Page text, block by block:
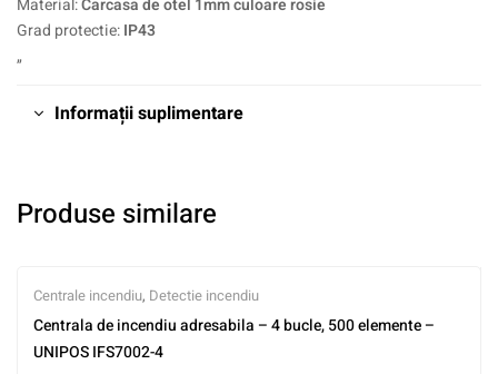
Material:Carcasa de otel 1mm culoare rosie
Grad protectie:IP43
„
Informații suplimentare
Produse similare
Centrale incendiu, Detectie incendiu
Centrala de incendiu adresabila – 4 bucle, 500 elemente –
UNIPOS IFS7002-4